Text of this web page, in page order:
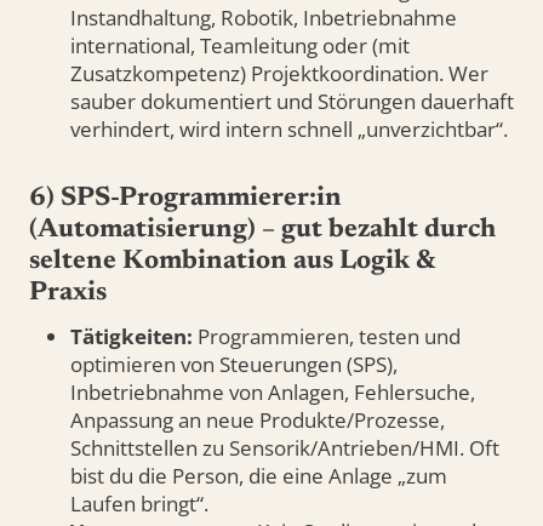
Instandhaltung, Robotik, Inbetriebnahme
international, Teamleitung oder (mit
Zusatzkompetenz) Projektkoordination. Wer
sauber dokumentiert und Störungen dauerhaft
verhindert, wird intern schnell „unverzichtbar“.
6) SPS-Programmierer:in
(Automatisierung) – gut bezahlt durch
seltene Kombination aus Logik &
Praxis
Tätigkeiten: Programmieren, testen und
optimieren von Steuerungen (SPS),
Inbetriebnahme von Anlagen, Fehlersuche,
Anpassung an neue Produkte/Prozesse,
Schnittstellen zu Sensorik/Antrieben/HMI. Oft
bist du die Person, die eine Anlage „zum
Laufen bringt“.